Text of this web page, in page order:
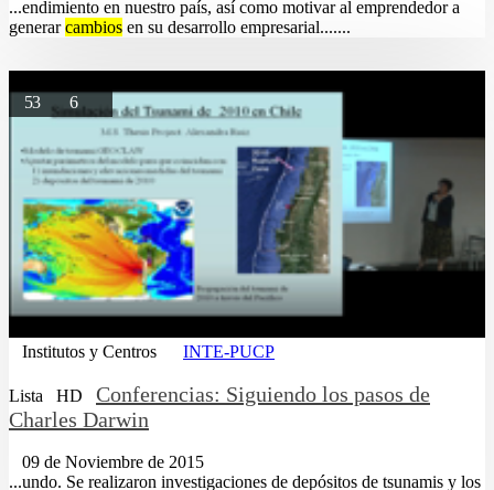
...endimiento en nuestro país, así como motivar al emprendedor a
generarcambios en su desarrollo empresarial.......
53 6
Institutos y Centros INTE-PUCP
Lista HD
Conferencias: Siguiendo los pasos de
Charles Darwin
09 de Noviembre de 2015
...undo. Se realizaron investigaciones de depósitos de tsunamis y los